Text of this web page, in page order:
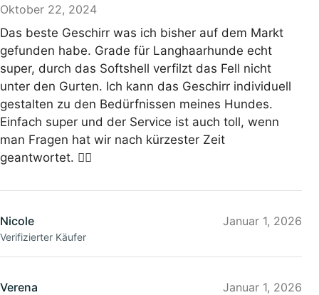
Oktober 22, 2024
Das beste Geschirr was ich bisher auf dem Markt
gefunden habe. Grade für Langhaarhunde echt
super, durch das Softshell verfilzt das Fell nicht
unter den Gurten. Ich kann das Geschirr individuell
gestalten zu den Bedürfnissen meines Hundes.
Einfach super und der Service ist auch toll, wenn
man Fragen hat wir nach kürzester Zeit
geantwortet. 👍🏻
Nicole
Verifizierter Käufer
Januar 1, 2026
Verena Januar 1, 2026